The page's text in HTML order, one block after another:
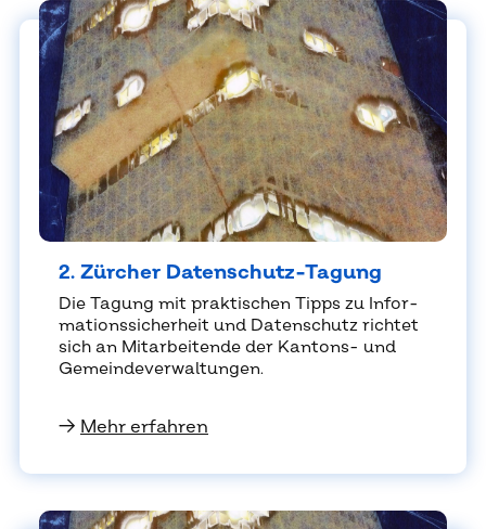
2. Zür­cher Da­ten­schutz-Ta­gung
Die Ta­gung mit prak­ti­schen Tipps zu In­for­
ma­ti­ons­si­cher­heit und Da­ten­schutz rich­tet
sich an Mit­ar­bei­ten­de der Kan­tons- und
Ge­mein­de­ver­wal­tun­gen.
→ Mehr erfahren